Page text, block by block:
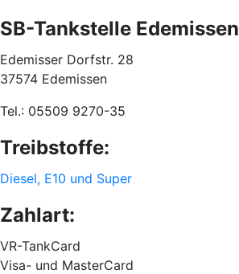
SB-Tankstelle Edemissen
Edemisser Dorfstr. 28
37574 Edemissen
Tel.: 05509 9270-35
Treibstoffe:
Diesel, E10 und Super
Zahlart:
VR-TankCard
Visa- und MasterCard